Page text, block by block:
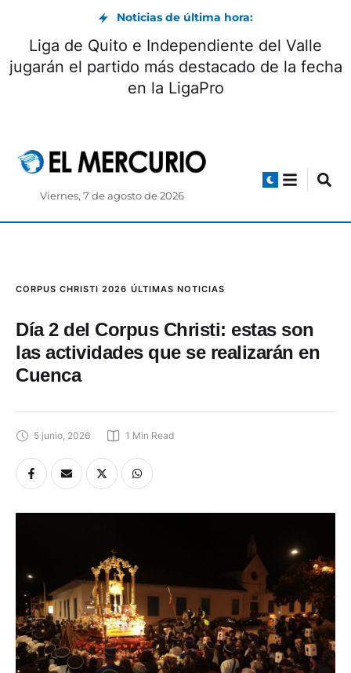
Noticias de última hora:
Liga de Quito e Independiente del Valle
jugarán el partido más destacado de la fecha
en la LigaPro
Viernes, 7 de agosto de 2026
CORPUS CHRISTI 2026 ÚLTIMAS NOTICIAS
Día 2 del Corpus Christi: estas son
las actividades que se realizarán en
Cuenca
5 junio, 2026 1 Min Read